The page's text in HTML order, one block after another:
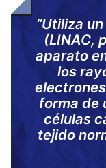
“Utiliza
(LINAC,
aparato
los
forma de
células
tejido